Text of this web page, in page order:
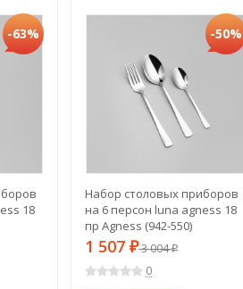
-63%
18
-50%
Набор столовых приборов
на 6 персон luna agness 18
пр Agness (942-550)
1 507₽3 004₽
0